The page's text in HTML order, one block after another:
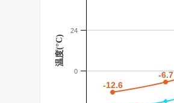
温度(°C)
-12.6
-12.6
-6.7
-6.7
0
24